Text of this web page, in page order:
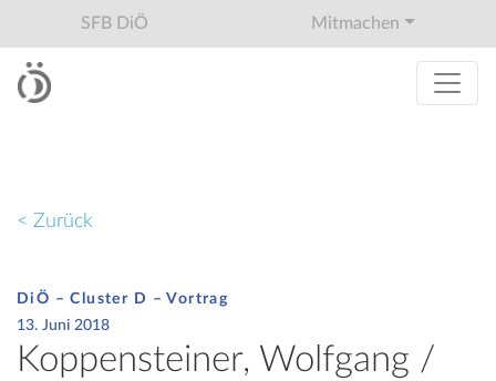
SFB DiÖ Mitmachen
< Zurück
DiÖ – Cluster D – Vortrag
13. Juni 2018
Koppensteiner, Wolfgang /